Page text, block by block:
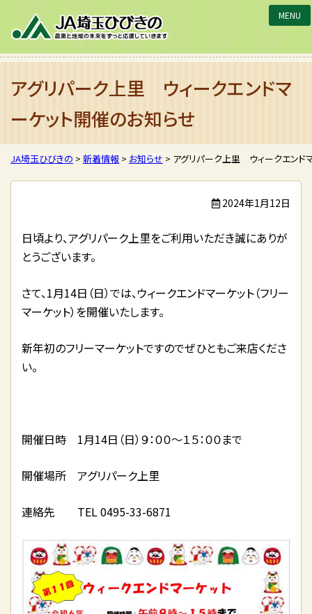
JA埼玉ひびきの
アグリパーク上里 ウィークエンドマ
ーケット開催のお知らせ
JA埼玉ひびきの > 新着情報 > お知らせ > アグリパーク上里 ウィークエンド
2024年1月12日
日頃より、アグリパーク上里をご利用いただき誠にありが
とうございます。
さて、1月14日（日）では、ウィークエンドマーケット（フリー
マーケット）を開催いたします。
新年初のフリーマーケットですのでぜひともご来店くださ
い。
開催日時 1月14日（日）９：００～１５：００まで
開催場所 アグリパーク上里
連絡先 TEL 0495-33-6871